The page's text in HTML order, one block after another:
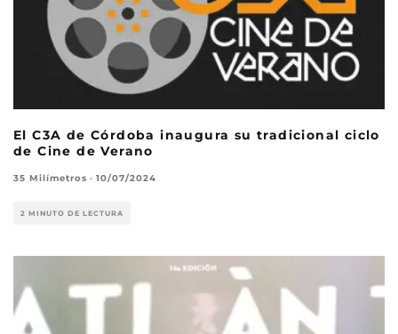
El C3A de Córdoba inaugura su tradicional ciclo
de Cine de Verano
35 Milímetros · 10/07/2024
2 MINUTO DE LECTURA